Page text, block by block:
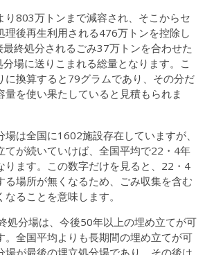
り803万トンまで減容され、そこからセ
理後再生利用される476万トンを控除し
終処分されるごみ37万トンを合わせた
場に送りこまれる総量となります。こ
に換算すると79グラムであり、その分だ
量を使い果たしていると見積もられま
は全国に1602施設存在していますが、
てが続いていけば、全国平均で22・4年
ります。この数字だけを見ると、22・4
る場所が無くなるため、ごみ収集を含む
ることを意味します。
処分場は、今後50年以上の埋め立てが可
。全国平均よりも長期間の埋め立てが可
場が最後の埋立処分場であり、その後は